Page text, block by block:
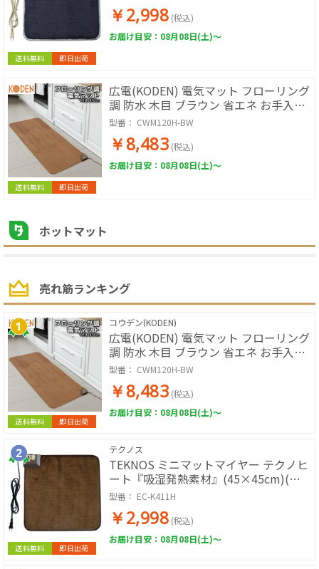
送料無料 即日出荷
￥2,998 (税込)
お届け目安：08月08日(土)～
送料無料 即日出荷
広電(KODEN) 電気マット フローリング
調 防水 木目 ブラウン 省エネ お手入れ
簡単 電子制御 45℃ CWM120H-BW
型番： CWM120H-BW
￥8,483 (税込)
お届け目安：08月08日(土)～
ホットマット
売れ筋ランキング
送料無料 即日出荷
コウデン(KODEN)
広電(KODEN) 電気マット フローリング
調 防水 木目 ブラウン 省エネ お手入れ
簡単 電子制御 45℃ CWM120H-BW
型番： CWM120H-BW
￥8,483 (税込)
お届け目安：08月08日(土)～
送料無料 即日出荷
テクノス
TEKNOS ミニマットマイヤー テクノヒ
ート『吸湿発熱素材』(45×45cm)(ブ
ラウン) EC-K411H
型番： EC-K411H
￥2,998 (税込)
お届け目安：08月08日(土)～